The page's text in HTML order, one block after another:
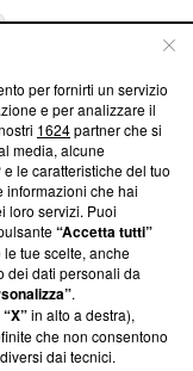
su Blasting
ci impegniamo a
aderenza a
News non è
di farne
una verifica di
per fornirti un servizio
e per analizzare il
1624partner che si
media, alcune
le caratteristiche del tuo
informazioni che hai
loro servizi. Puoi
“Accetta tutti”
tue scelte, anche
dei dati personali da
.
“X”in alto a destra),
che non consentono
dai tecnici.